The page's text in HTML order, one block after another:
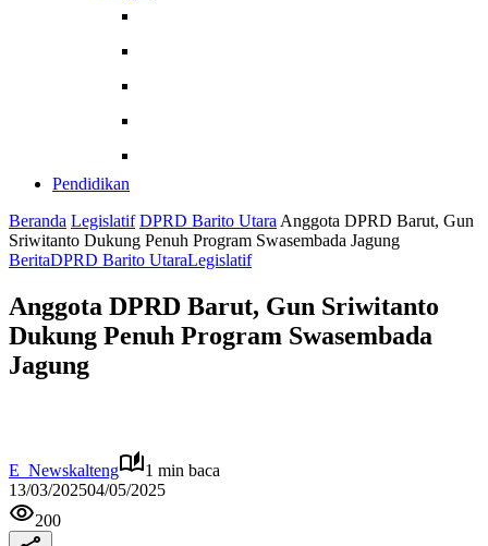
Pendidikan
Beranda Legislatif DPRD Barito Utara Anggota DPRD Barut, Gun
Sriwitanto Dukung Penuh Program Swasembada Jagung
BeritaDPRD Barito UtaraLegislatif
Anggota DPRD Barut, Gun Sriwitanto
Dukung Penuh Program Swasembada
Jagung
E_Newskalteng
1 min baca
13/03/202504/05/2025
200